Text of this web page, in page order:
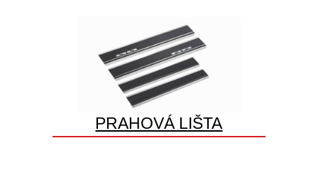
PRAHOVÁ LIŠTA